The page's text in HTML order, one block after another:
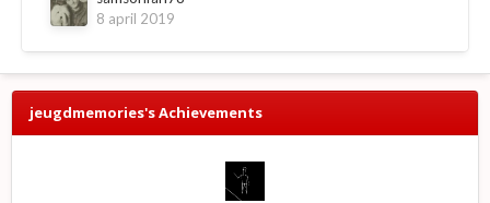
8 april 2019
jeugdmemories's Achievements